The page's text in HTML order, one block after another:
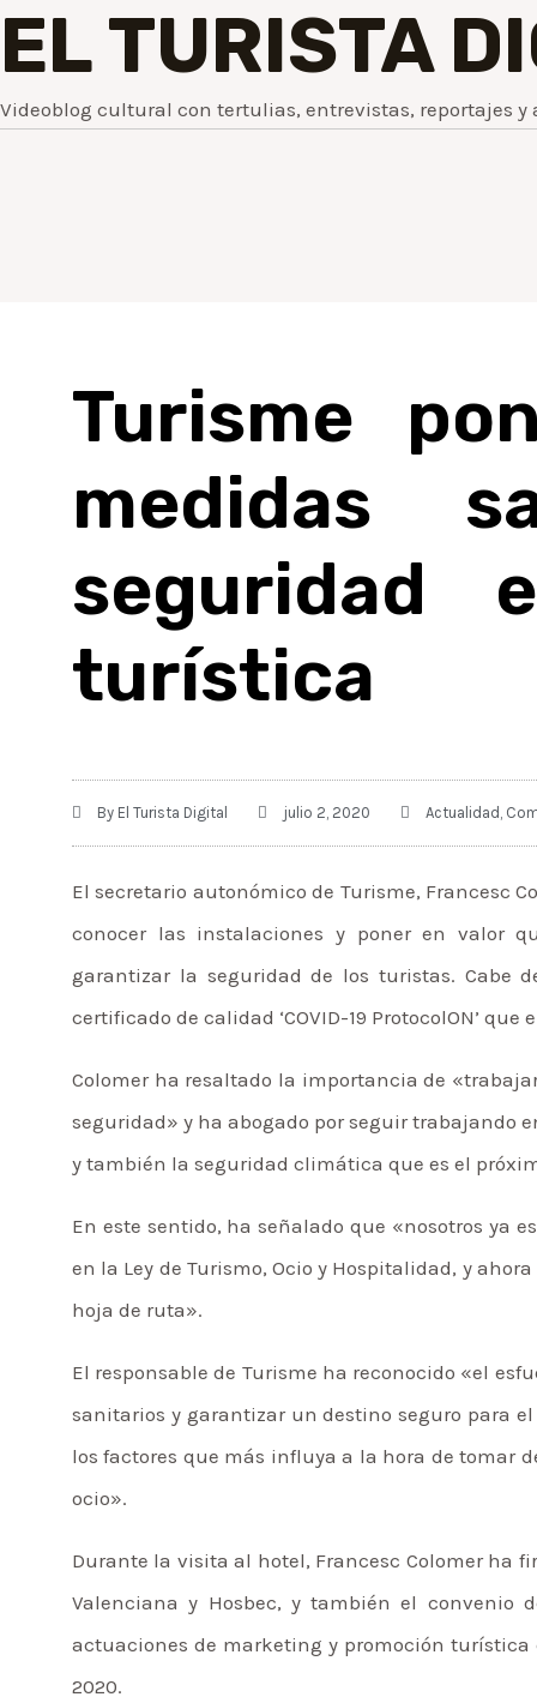
EL TURISTA
Videoblog cultural con tertulias, entrevistas, reportajes y
Turisme
medidas
seguridad
turística
By El Turista Digital julio 2, 2020 Actualidad
El secretario autonómico de Turisme, Francesc
conocer las instalaciones y poner en valor
garantizar la seguridad de los turistas. Cabe
certificado de calidad ‘COVID-19 ProtocolON’ que
Colomer ha resaltado la importancia de
seguridad» y ha abogado por seguir
y también la seguridad climática que es el
En este sentido, ha señalado que «nosotros ya
en la Ley de Turismo, Ocio y Hospitalidad, y
hoja de ruta».
El responsable de Turisme ha reconocido «el
sanitarios y garantizar un destino seguro para
los factores que más influya a la hora de tomar
ocio».
Durante la visita al hotel, Francesc Colomer ha
Valenciana y Hosbec, y también el convenio
actuaciones de marketing y promoción
2020.